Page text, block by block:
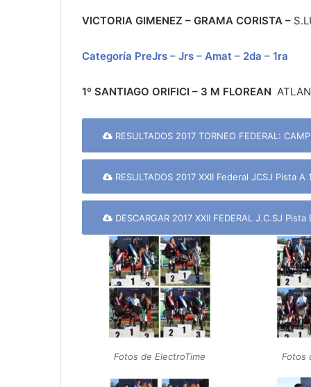
VICTORIA GIMENEZ – GRAMA CORISTA –
Categoría PreJrs – Jrs – Amat – 2da – 1ra
1º SANTIAGO ORIFICI – 3 M FLOREAN
RESULTADOS 2017 TORNEO FEDERAL:
RESULTADOS 2017 XXII Federal JCSJ Pista A
DESCARGAR 2017 XXII FEDERAL J.C.SJ
Fotos de ElectroTime Fotos